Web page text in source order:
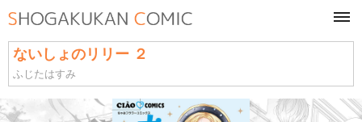
ないしょのリリー ２
ふじたはすみ